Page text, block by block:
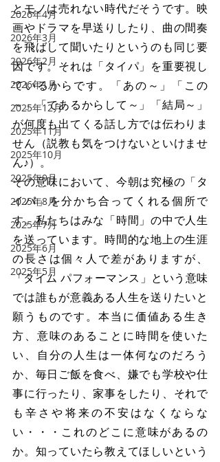
2026年4月
2026年3月
2026年2月
2026年1月
2025年12月
2025年11月
2025年10月
2025年9月
2025年8月
2025年7月
2025年6月
2025年5月
とモノは売れない時代だそうです。映
画やドラマを早送りしたり、曲の間奏
を飛ばして聞いたりというのも同じ要
因です。それは「タイパ」を重要視し
ているからです。「あの～」「この
～」「であるからして～」「結局～」
が何度も出てくる話し方では伝わりま
せん（説教も気をつけないといけませ
ん♪）。
その意味において、今朝は究極の「タ
イパ」を分かち合ってくれる個所で
す。私たちはみな「時間」の中で人生
を送っています。時間的な地上の生涯
の長さは個々人で差がありますが、
「タイム パフォーマンス」という意味
では誰もが意義ある人生を送りたいと
願うものです。本当に価値ある生き
方、意味のあることに時間を使いた
い、自分の人生は一体何なのだろう
か、毎日ご飯を食べ、嫌でも学校や仕
事に行ったり、家事をしたり、それで
も辛さや将来の不安はなくならな
い・・・これのどこに意味があるの
か。知っていたら教えてほしいという